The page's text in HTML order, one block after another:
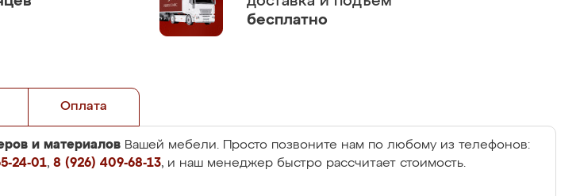
бесплатно
Оплата
и материалов Вашей мебели. Просто позвоните нам по любому из телефонов:
24-01, 8 (926) 409-68-13, и наш менеджер быстро рассчитает стоимость.